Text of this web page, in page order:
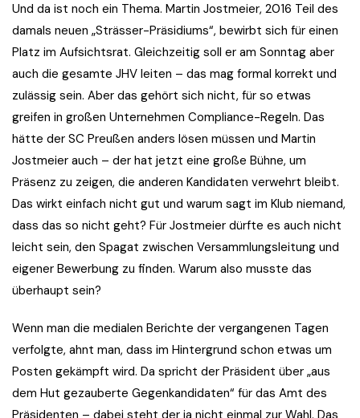
Und da ist noch ein Thema. Martin Jostmeier, 2016 Teil des
damals neuen „Strässer-Präsidiums“, bewirbt sich für einen
Platz im Aufsichtsrat. Gleichzeitig soll er am Sonntag aber
auch die gesamte JHV leiten – das mag formal korrekt und
zulässig sein. Aber das gehört sich nicht, für so etwas
greifen in großen Unternehmen Compliance-Regeln. Das
hätte der SC Preußen anders lösen müssen und Martin
Jostmeier auch – der hat jetzt eine große Bühne, um
Präsenz zu zeigen, die anderen Kandidaten verwehrt bleibt.
Das wirkt einfach nicht gut und warum sagt im Klub niemand,
dass das so nicht geht? Für Jostmeier dürfte es auch nicht
leicht sein, den Spagat zwischen Versammlungsleitung und
eigener Bewerbung zu finden. Warum also musste das
überhaupt sein?
Wenn man die medialen Berichte der vergangenen Tagen
verfolgte, ahnt man, dass im Hintergrund schon etwas um
Posten gekämpft wird. Da spricht der Präsident über „aus
dem Hut gezauberte Gegenkandidaten“ für das Amt des